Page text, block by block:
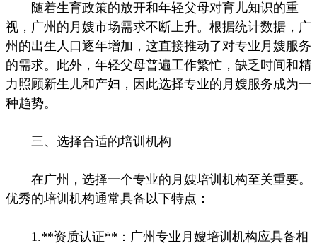
随着生育政策的放开和年轻父母对育儿知识的重
视，广州的月嫂市场需求不断上升。根据统计数据，广
州的出生人口逐年增加，这直接推动了对专业月嫂服务
的需求。此外，年轻父母普遍工作繁忙，缺乏时间和精
力照顾新生儿和产妇，因此选择专业的月嫂服务成为一
种趋势。
三、选择合适的培训机构
在广州，选择一个专业的月嫂培训机构至关重要。
优秀的培训机构通常具备以下特点：
1.**资质认证**：广州专业月嫂培训机构应具备相